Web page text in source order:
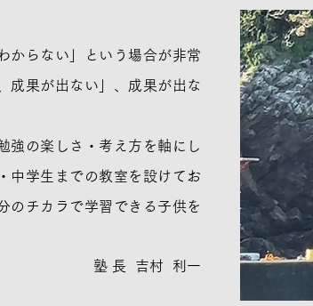
からない」という場合が非常
成果が出ない」、成果が出な
強の楽しさ・考え方を軸にし
中学生までの教室を設けてお
のチカラで学習できる子供を
​塾 長 吉村 利一